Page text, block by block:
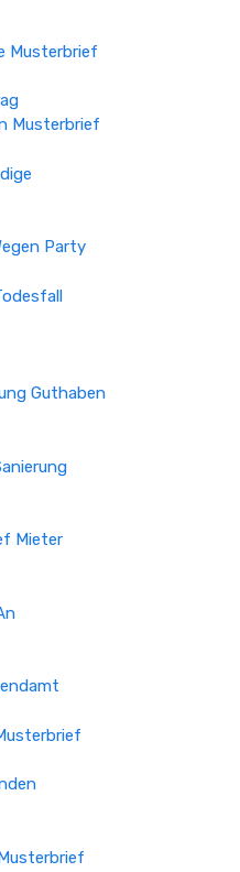
Musterbrief
Musterbrief
Party
Guthaben
Mieter